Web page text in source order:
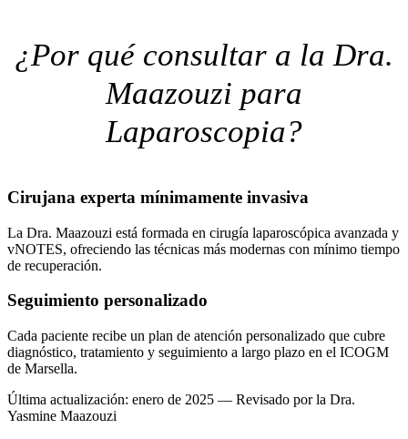
¿Por qué consultar a la Dra.
Maazouzi para
Laparoscopia?
Cirujana experta mínimamente invasiva
La Dra. Maazouzi está formada en cirugía laparoscópica avanzada y
vNOTES, ofreciendo las técnicas más modernas con mínimo tiempo
de recuperación.
Seguimiento personalizado
Cada paciente recibe un plan de atención personalizado que cubre
diagnóstico, tratamiento y seguimiento a largo plazo en el ICOGM
de Marsella.
Última actualización: enero de 2025 — Revisado por la Dra.
Yasmine Maazouzi